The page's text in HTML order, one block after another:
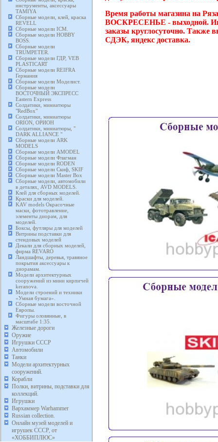
инструменты, аксессуары
TAMIYA
Сборные модели, клей, краска
REVELL
Сборные модели ICM.
Сборные модели HOBBY
BOSS.
Сборные модели
TRUMPETER.
Сборные модели ГДР, VEB
PLASTICART
Сборные модели REIFRA
Германия
Сборные модели Моделист.
Сборные модели
ВОСТОЧНЫЙ ЭКСПРЕСС
Eastern Express
Солдатики, миниатюры
"RedBox"
Солдатики, миниатюры
ORION, ОРИОН
Солдатики, миниатюры, "
DARK ALLIANCE "
Сборные модели ARK
MODELS
Сборные модели AMODEL
Сборные модели Флагман
Сборные модели RODEN
Сборные модели Скиф, SKIF
Сборные модели Master Box
Сборные модели, автомобили
в деталях, AVD MODELS.
Клей для сборных моделей.
Краски для моделей.
KAV models Окрасочные
маски, фототравление,
элементы диорам, для
моделей.
Боксы, футляры для моделей
Витрины подставки для
стендовых моделей
Декали для сборных моделей,
фирма REVARO
Ландшафты, деревья, травяное
покрытия аксессуары к
диорамам.
Модели архитектурных
сооружений из мини кирпичей
keranova.
Модели строений и техники
«Умная бумага».
Сборные модели восточной
Европы.
Фигуры оловянные, в
масштабе 1:35.
Железные дороги
Оружие
Игрушки СССР
Автомобили
Танки
Модели архитектурных
сооружений.
Корабли
Полки, витрины, подставки для
коллекций.
Игрушки
Вархаммер Warhammer
Russian collection.
Онлайн музей моделей и
игрушек СССР, от
«ХОББИПЛЮС»
Время работы магазина на
ВОСКРЕСЕНЬЕ - выходной.
заказы круглосуточно. Также
СДЭК, яндекс доставка.